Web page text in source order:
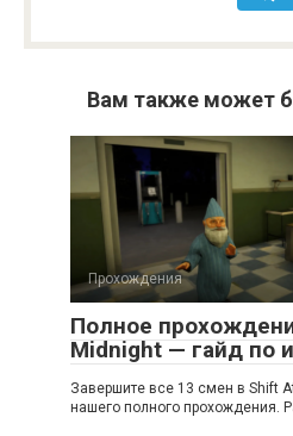
Вам также может
Прохождения
Полное
Midnight — гайд по
Завершите все 13 смен в Shift
нашего полного прохождения.